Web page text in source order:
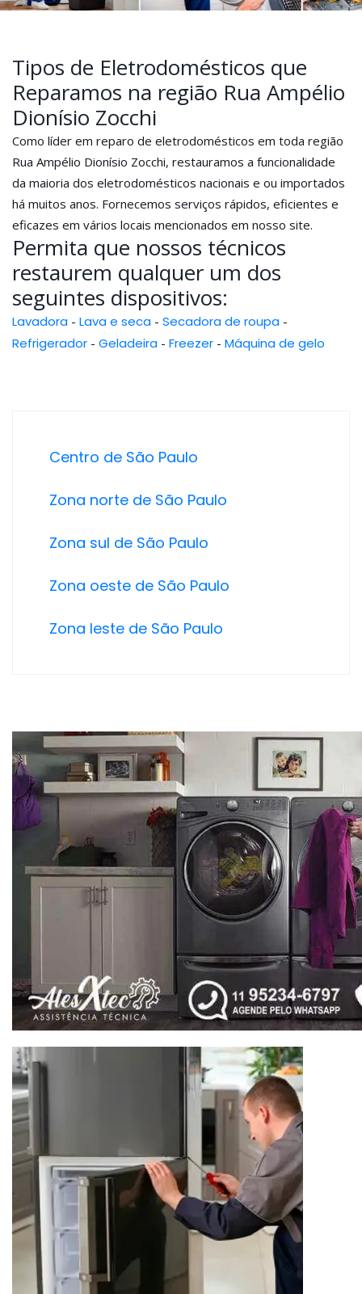
Tipos de Eletrodomésticos que
Reparamos na região Rua Ampélio
Dionísio Zocchi
Como líder em reparo de eletrodomésticos em toda região
Rua Ampélio Dionísio Zocchi, restauramos a funcionalidade
da maioria dos eletrodomésticos nacionais e ou importados
há muitos anos. Fornecemos serviços rápidos, eficientes e
eficazes em vários locais mencionados em nosso site.
Permita que nossos técnicos
restaurem qualquer um dos
seguintes dispositivos:
Lavadora - Lava e seca - Secadora de roupa -
Refrigerador - Geladeira - Freezer - Máquina de gelo
Centro de São Paulo
Zona norte de São Paulo
Zona sul de São Paulo
Zona oeste de São Paulo
Zona leste de São Paulo